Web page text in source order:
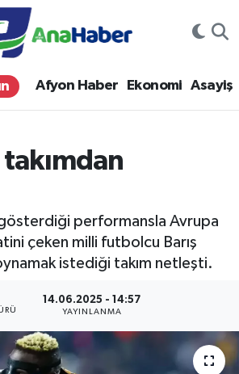
Afyon Haber Ekonomi Asayiş
performansla Avrupa
çeken milli futbolcu Barış
istediği takım netleşti.
14.06.2025 - 14:57
YAYINLANMA
Nöbetçi Eczaneler
Hava Durumu
Trafik Yoğunluk Haritası
Durumu ve Fikstür